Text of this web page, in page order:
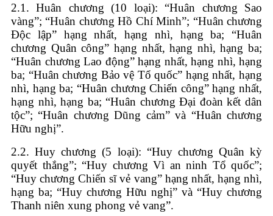
2.1. Huân chương (10 loại): “Huân chương Sao
vàng”; “Huân chương Hồ Chí Minh”; “Huân chương
Ðộc lập” hạng nhất, hạng nhì, hạng ba; “Huân
chương Quân công” hạng nhất, hạng nhì, hạng ba;
“Huân chương Lao động” hạng nhất, hạng nhì, hạng
ba; “Huân chương Bảo vệ Tổ quốc” hạng nhất, hạng
nhì, hạng ba; “Huân chương Chiến công” hạng nhất,
hạng nhì, hạng ba; “Huân chương Ðại đoàn kết dân
tộc”; “Huân chương Dũng cảm” và “Huân chương
Hữu nghị”.
2.2. Huy chương (5 loại): “Huy chương Quân kỳ
quyết thắng”; “Huy chương Vì an ninh Tổ quốc”;
“Huy chương Chiến sĩ vẻ vang” hạng nhất, hạng nhì,
hạng ba; “Huy chương Hữu nghị” và “Huy chương
Thanh niên xung phong vẻ vang”.